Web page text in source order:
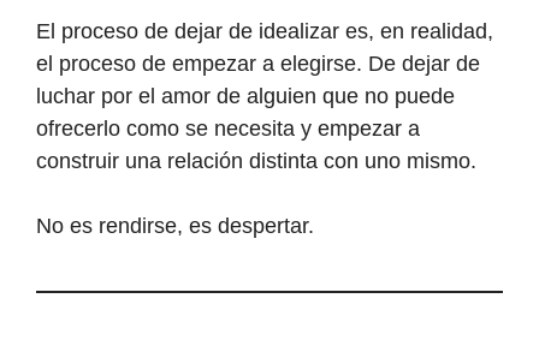
El proceso de dejar de idealizar es, en realidad,
el proceso de empezar a elegirse. De dejar de
luchar por el amor de alguien que no puede
ofrecerlo como se necesita y empezar a
construir una relación distinta con uno mismo.
No es rendirse, es despertar.